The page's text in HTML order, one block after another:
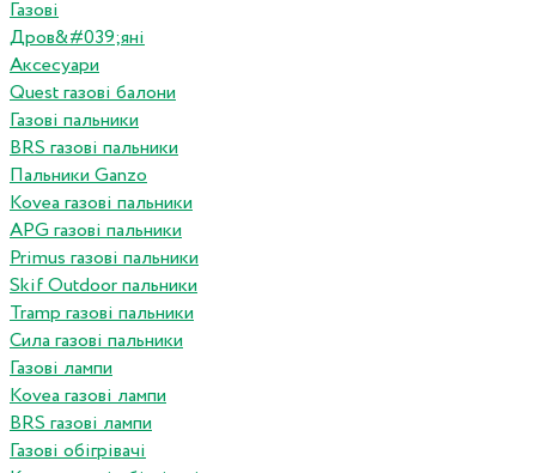
Газові
Дров&#039;яні
Аксесуари
Quest газові балони
Газові пальники
BRS газові пальники
Пальники Ganzo
Kovea газові пальники
APG газові пальники
Primus газові пальники
Skif Outdoor пальники
Tramp газові пальники
Сила газові пальники
Газові лампи
Kovea газові лампи
BRS газові лампи
Газові обігрівачі